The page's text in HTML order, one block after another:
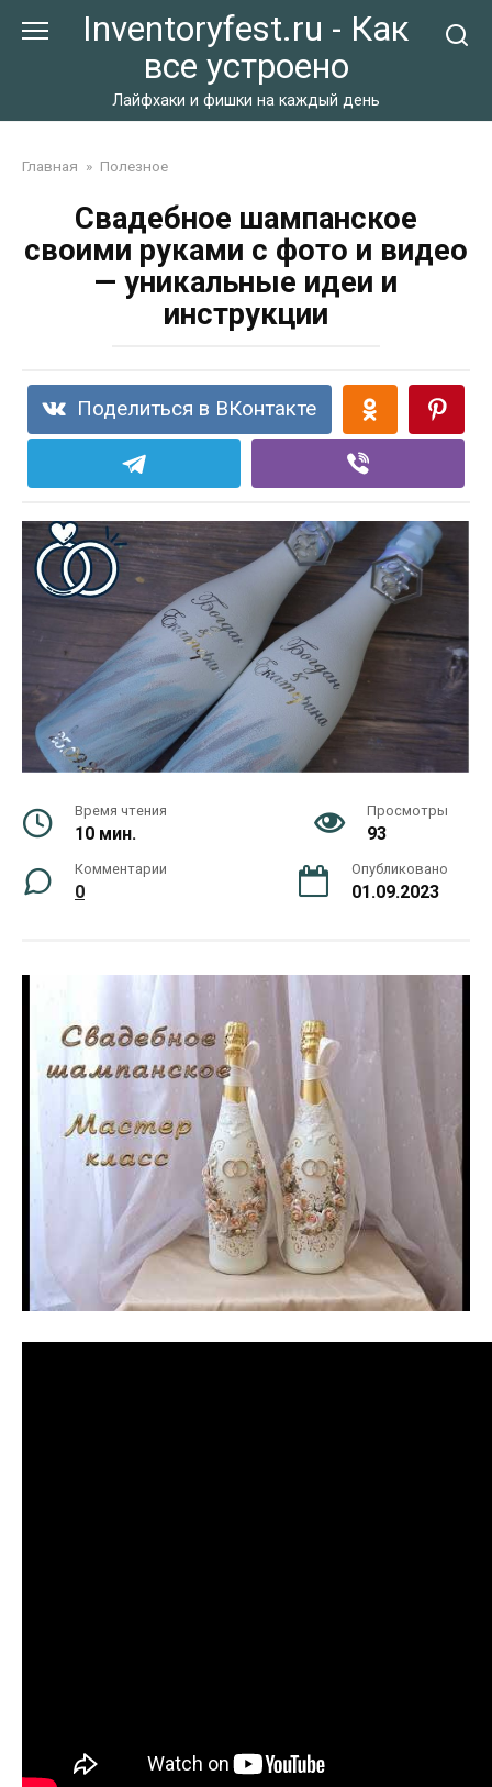
Inventoryfest.ru - Как
все устроено
Лайфхаки и фишки на каждый день
Главная » Полезное
Свадебное шампанское
своими руками с фото и видео
— уникальные идеи и
инструкции
Поделиться в ВКонтакте
Время чтения
10 мин.
Просмотры
93
Комментарии
0
Опубликовано
01.09.2023